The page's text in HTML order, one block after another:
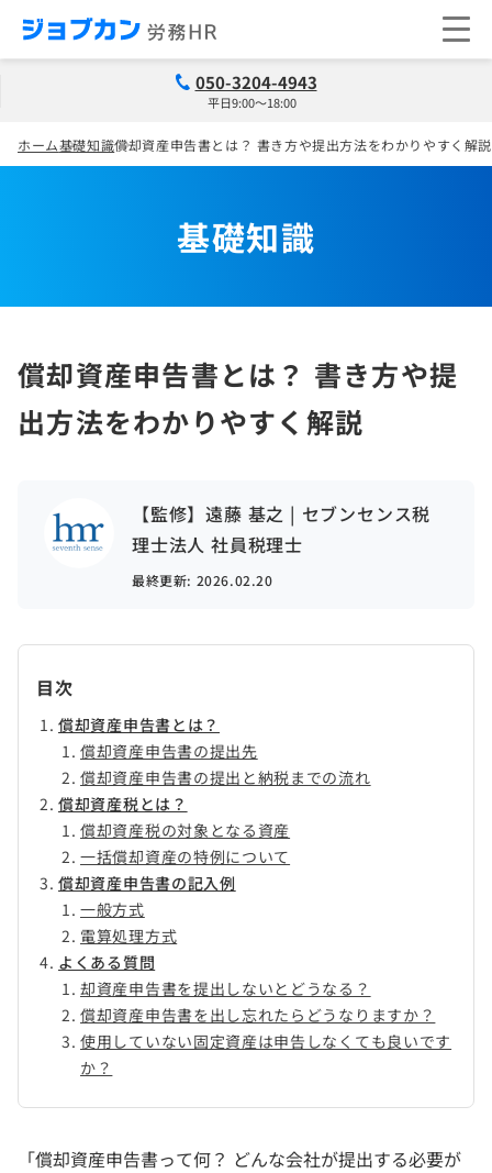
050-3204-4943
平日9:00～18:00
ホーム基礎知識償却資産申告書とは？ 書き方や提出方法をわかりやすく解説
基礎知識
償却資産申告書とは？ 書き方や提
出方法をわかりやすく解説
【監修】遠藤 基之 | セブンセンス税
理士法人 社員税理士
最終更新: 2026.02.20
目次
償却資産申告書とは？
償却資産申告書の提出先
償却資産申告書の提出と納税までの流れ
償却資産税とは？
償却資産税の対象となる資産
一括償却資産の特例について
償却資産申告書の記入例
一般方式
電算処理方式
よくある質問
却資産申告書を提出しないとどうなる？
償却資産申告書を出し忘れたらどうなりますか？
使用していない固定資産は申告しなくても良いです
か？
「償却資産申告書って何？ どんな会社が提出する必要が